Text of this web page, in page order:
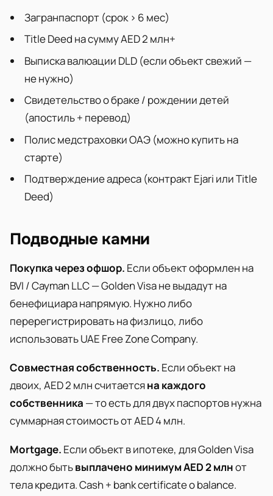
Загранпаспорт (срок > 6 мес)
Title Deed на сумму AED 2 млн+
Выписка валюации DLD (если объект свежий —
не нужно)
Свидетельство о браке / рождении детей
(апостиль + перевод)
Полис медстраховки ОАЭ (можно купить на
старте)
Подтверждение адреса (контракт Ejari или Title
Deed)
Подводные камни
Покупка через офшор. Если объект оформлен на
BVI / Cayman LLC — Golden Visa не выдадут на
бенефициара напрямую. Нужно либо
перерегистрировать на физлицо, либо
использовать UAE Free Zone Company.
Совместная собственность. Если объект на
двоих, AED 2 млн считаетсяна каждого
собственника — то есть для двух паспортов нужна
суммарная стоимость от AED 4 млн.
Mortgage. Если объект в ипотеке, для Golden Visa
должно бытьвыплачено минимум AED 2 млнот
тела кредита. Cash + bank certificate о balance.